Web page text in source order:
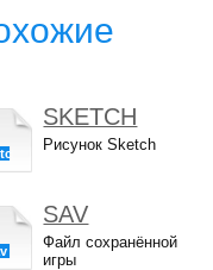
SKETCH
Рисунок Sketch
SAV
Файл сохранённой
игры